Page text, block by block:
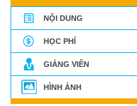
NỘI DUNG
HỌC PHÍ
GIẢNG VIÊN
HÌNH ẢNH